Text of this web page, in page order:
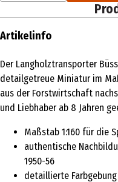
Artikelinfo
Der Langholztransporter
detailgetreue Miniatur im
aus der Forstwirtschaft
und Liebhaber ab 8 Jahren
Maßstab 1:160 für die
authentische
1950-56
detaillierte